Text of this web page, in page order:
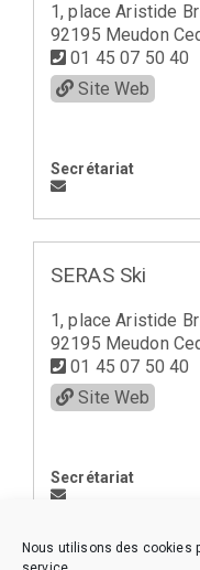
Nous utilisons des cookies
1, place Aristide
92195 Meudon
01 45 07 50 40
Site Web
Secrétariat
SERAS Ski
1, place Aristide
92195 Meudon
01 45 07 50 40
Site Web
Secrétariat